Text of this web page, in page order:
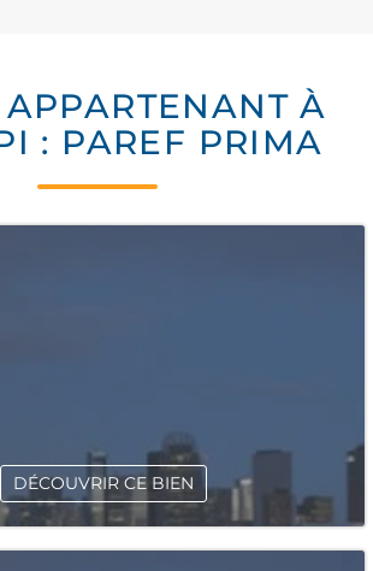
À
: PAREF PRIMA
DÉCOUVRIR CE BIEN